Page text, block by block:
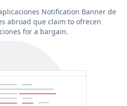
Notification Banner de
abroad que claim to ofrecen
for a bargain.